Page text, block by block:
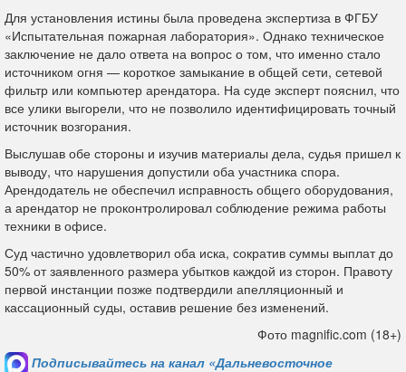
Для установления истины была проведена экспертиза в ФГБУ
«Испытательная пожарная лаборатория». Однако техническое
заключение не дало ответа на вопрос о том, что именно стало
источником огня — короткое замыкание в общей сети, сетевой
фильтр или компьютер арендатора. На суде эксперт пояснил, что
все улики выгорели, что не позволило идентифицировать точный
источник возгорания.
Выслушав обе стороны и изучив материалы дела, судья пришел к
выводу, что нарушения допустили оба участника спора.
Арендодатель не обеспечил исправность общего оборудования,
а арендатор не проконтролировал соблюдение режима работы
техники в офисе.
Суд частично удовлетворил оба иска, сократив суммы выплат до
50% от заявленного размера убытков каждой из сторон. Правоту
первой инстанции позже подтвердили апелляционный и
кассационный суды, оставив решение без изменений.
Фото magnific.com (18+)
Подписывайтесь на канал «Дальневосточное